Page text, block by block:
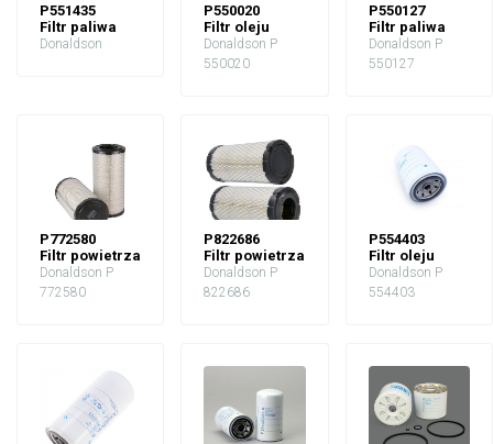
P551435
Filtr paliwa
Donaldson
P550020
Filtr oleju
Donaldson P
550020
P550127
Filtr paliwa
Donaldson P
550127
P772580
Filtr powietrza
Donaldson P
772580
P822686
Filtr powietrza
Donaldson P
822686
P554403
Filtr oleju
Donaldson P
554403